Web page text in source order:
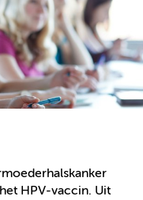
HPV-vaccin. Uit